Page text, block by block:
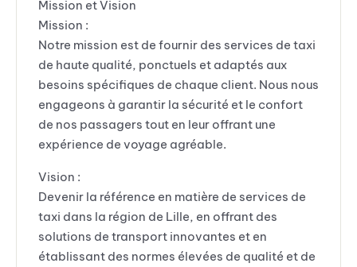
Mission et Vision
Mission :
Notre mission est de fournir des services de taxi
de haute qualité, ponctuels et adaptés aux
besoins spécifiques de chaque client. Nous nous
engageons à garantir la sécurité et le confort
de nos passagers tout en leur offrant une
expérience de voyage agréable.
Vision :
Devenir la référence en matière de services de
taxi dans la région de Lille, en offrant des
solutions de transport innovantes et en
établissant des normes élevées de qualité et de